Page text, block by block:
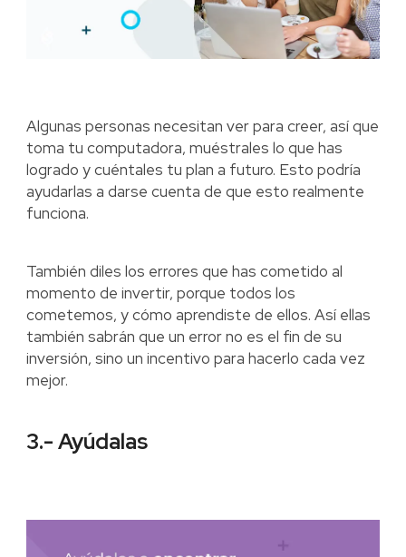
Algunas personas necesitan ver para creer, así que
toma tu computadora, muéstrales lo que has
logrado y cuéntales tu plan a futuro. Esto podría
ayudarlas a darse cuenta de que esto realmente
funciona.
También diles los errores que has cometido al
momento de invertir, porque todos los
cometemos, y cómo aprendiste de ellos. Así ellas
también sabrán que un error no es el fin de su
inversión, sino un incentivo para hacerlo cada vez
mejor.
3.- Ayúdalas